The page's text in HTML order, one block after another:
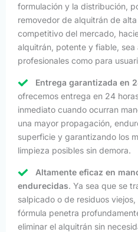
formulación y la distribución,
removedor de alquitrán de
competitivo del mercado,
alquitrán, potente y fiable,
profesionales como para
Entrega garantizada en
ofrecemos entrega en 24
inmediato cuando ocurran
una mayor propagación,
superficie y garantizando los
limpieza posibles sin demora.
Altamente eficaz en
endurecidas. Ya sea que se
salpicado o de residuos
fórmula penetra
eliminar el alquitrán sin